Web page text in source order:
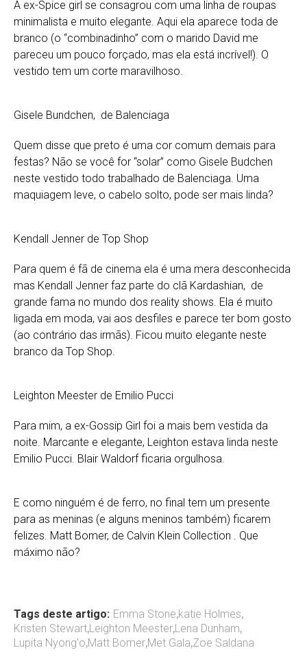
A ex-Spice girl se consagrou com uma linha de roupas
minimalista e muito elegante. Aqui ela aparece toda de
branco (o “combinadinho” com o marido David me
pareceu um pouco forçado, mas ela está incrível!). O
vestido tem um corte maravilhoso.
Gisele Bundchen, de Balenciaga
Quem disse que preto é uma cor comum demais para
festas? Não se você for “solar” como Gisele Budchen
neste vestido todo trabalhado de Balenciaga. Uma
maquiagem leve, o cabelo solto, pode ser mais linda?
Kendall Jenner de Top Shop
Para quem é fã de cinema ela é uma mera desconhecida
mas Kendall Jenner faz parte do clã Kardashian, de
grande fama no mundo dos reality shows. Ela é muito
ligada em moda, vai aos desfiles e parece ter bom gosto
(ao contrário das irmãs). Ficou muito elegante neste
branco da Top Shop.
Leighton Meester de Emilio Pucci
Para mim, a ex-Gossip Girl foi a mais bem vestida da
noite. Marcante e elegante, Leighton estava linda neste
Emilio Pucci. Blair Waldorf ficaria orgulhosa.
E como ninguém é de ferro, no final tem um presente
para as meninas (e alguns meninos também) ficarem
felizes. Matt Bomer, de Calvin Klein Collection . Que
máximo não?
Tags deste artigo: Emma Stone,katie Holmes,
Kristen Stewart,Leighton Meester,Lena Dunham,
Lupita Nyong'o,Matt Bomer,Met Gala,Zoe Saldana